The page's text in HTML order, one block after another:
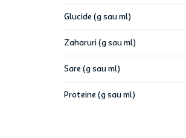
Glucide (g sau ml)
Zaharuri (g sau ml)
Sare (g sau ml)
Proteine (g sau ml)